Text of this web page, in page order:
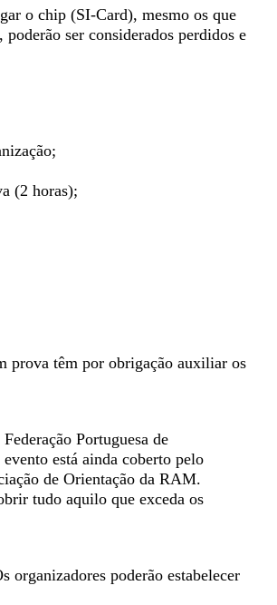
o chip (SI-Card), mesmo os que
ser considerados perdidos e
(2 horas);
prova têm por obrigação auxiliar os
Portuguesa de
está ainda coberto pelo
de Orientação da RAM.
tudo aquilo que exceda os
organizadores poderão estabelecer